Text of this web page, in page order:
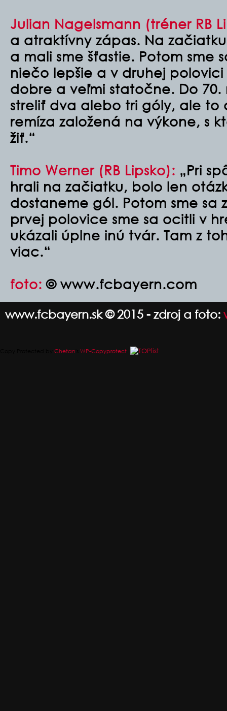
Julian Nagelsmann (tréner RB
a atraktívny zápas. Na
a mali sme šťastie. Potom sme
niečo lepšie a v druhej polovici
dobre a veľmi statočne. Do 70.
streliť dva alebo tri góly, ale to
remíza založená na výkone, s
žiť.“
Timo Werner (RB Lipsko): „Pri
hrali na začiatku, bolo len
dostaneme gól. Potom sme sa
prvej polovice sme sa ocitli v
ukázali úplne inú tvár. Tam z
viac.“
foto:© www.fcbayern.com
www.fcbayern.sk © 2015 - zdroj a foto:
Chetan WP-Copyprotect